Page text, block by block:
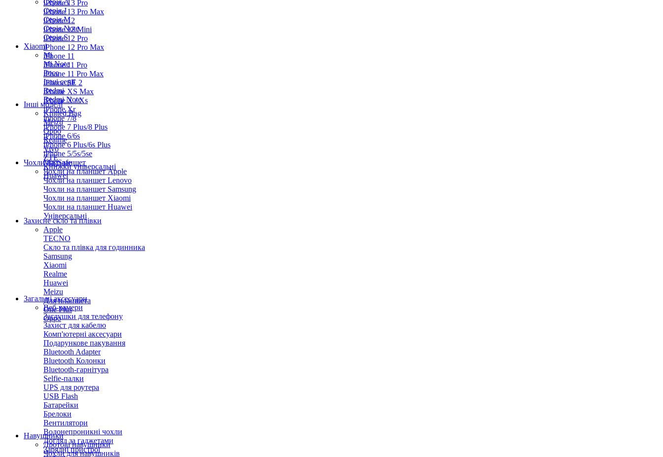
iPhone 13 Pro
iPhone 13 Pro Max
iPhone 12
iPhone 12 Mini
iPhone 12 Pro
iPhone 12 Pro Max
iPhone 11
iPhone 11 Pro
iPhone 11 Pro Max
iPhone SE 2
iPhone XS Max
iPhone X / Xs
iPhone Xr
iphone 7/8
iPhone 7 Plus/8 Plus
iPhone 6/6s
iPhone 6 Plus/6s Plus
iPhone 5/5s/5se
MagSafe
Серія А
Серiя J
Серiя M
Серія Note
Серія S
Xiaomi
Mi
Mi Note
Poco
Інші серії
Redmi
Redmi Note
Інші моделі
Knitted Bag
Meizu
Oppo
Realme
Vivo
ZTE
Книжки універсальні
Huawei
Чохли на планшет
Чохли на планшет Apple
Чохли на планшет Lenovo
Чохли на планшет Samsung
Чохли на планшет Xiaomi
Чохли на планшет Huawei
Універсальні
Захисне скло та плівки
Apple
TECNO
Скло та плівка для годинника
Samsung
Xiaomi
Realme
Huawei
Meizu
Для планшета
One Plus
Oppo
Загальні аксесуари
Веб-камери
Заглушки для телефону
Захист для кабелю
Комп'ютерні аксесуари
Подарункове пакування
Bluetooth Adapter
Bluetooth Колонки
Bluetooth-гарнітура
Selfie-палки
UPS для роутера
USB Flash
Батарейки
Брелоки
Вентилятори
Водонепроникні чохли
Догляд за гаджетами
Зарядні пристрої
Навушники
Дротові навушники
Чохли для навушників